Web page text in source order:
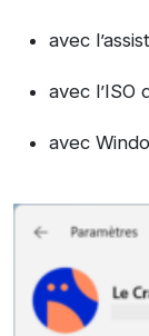
avec
avec l’ISO
avec